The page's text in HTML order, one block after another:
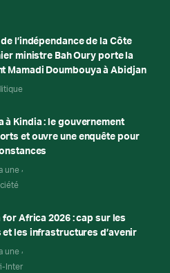
l’indépendance de la Côte
ministre Bah Oury porte la
Mamadi Doumbouya à Abidjan
à Kindia : le gouvernement
et ouvre une enquête pour
une
for Africa 2026 : cap sur les
les infrastructures d’avenir
une
Inter